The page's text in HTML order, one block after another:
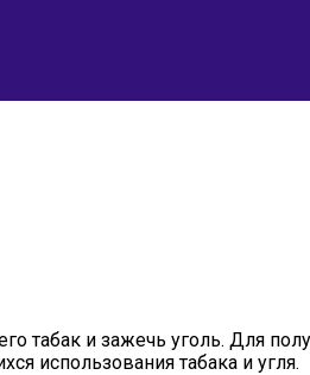
табак и зажечь уголь. Для
использования табака и угля.